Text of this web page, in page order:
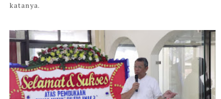
katanya.